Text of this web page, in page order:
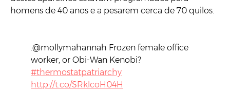
homens de 40 anos e a pesarem cerca de 70 quilos.
.@mollymahannah Frozen female office
worker, or Obi-Wan Kenobi?
#thermostatpatriarchy
http://t.co/SRklcoH04H